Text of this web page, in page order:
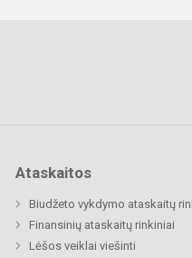
Ataskaitos
Biudžeto vykdymo ataskaitų
Finansinių ataskaitų rinkiniai
Lėšos veiklai viešinti